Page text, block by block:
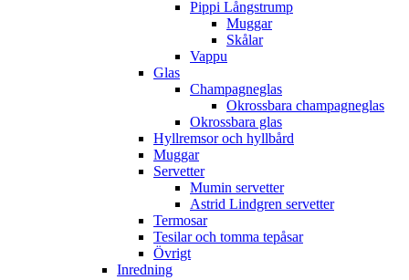
Pippi Långstrump
Muggar
Skålar
Vappu
Glas
Champagneglas
Okrossbara champagneglas
Okrossbara glas
Hyllremsor och hyllbård
Muggar
Servetter
Mumin servetter
Astrid Lindgren servetter
Termosar
Tesilar och tomma tepåsar
Övrigt
Inredning